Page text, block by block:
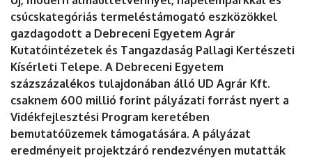
csúcskategóriás termeléstámogató eszközökkel
gazdagodott a Debreceni Egyetem Agrár
Kutatóintézetek és Tangazdaság Pallagi Kertészeti
Kísérleti Telepe. A Debreceni Egyetem
százszázalékos tulajdonában álló UD Agrár Kft.
csaknem 600 millió forint pályázati forrást nyert a
Vidékfejlesztési Program keretében
bemutatóüzemek támogatására. A pályázat
eredményeit projektzáró rendezvényen mutatták